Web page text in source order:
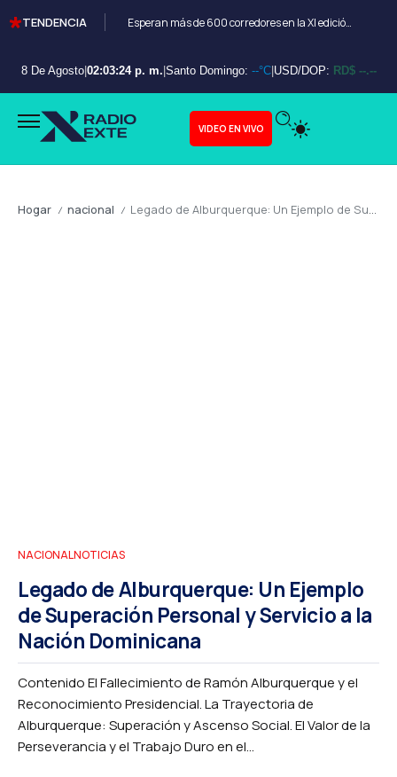
TENDENCIA Esperan más de 600 corredores en la XI edición del Bayahibe 10K
8 De Agosto| 02:03:25 p. m. Santo Domingo: --°C| USD/DOP: RD$ --.--
VIDEO EN VIVO
Hogar / nacional / Legado de Alburquerque: Un Ejemplo de Superación Personal y Servicio a la Nación Dominicana
NACIONALNOTICIAS
Legado de Alburquerque: Un Ejemplo
de Superación Personal y Servicio a la
Nación Dominicana
Contenido El Fallecimiento de Ramón Alburquerque y el
Reconocimiento Presidencial. La Trayectoria de
Alburquerque: Superación y Ascenso Social. El Valor de la
Perseverancia y el Trabajo Duro en el...